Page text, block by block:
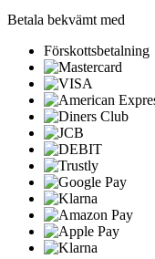
Betala bekvämt med
Förskottsbetalning